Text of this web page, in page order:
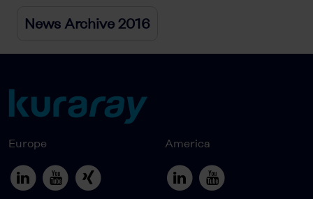
News Archive 2016
Europe America